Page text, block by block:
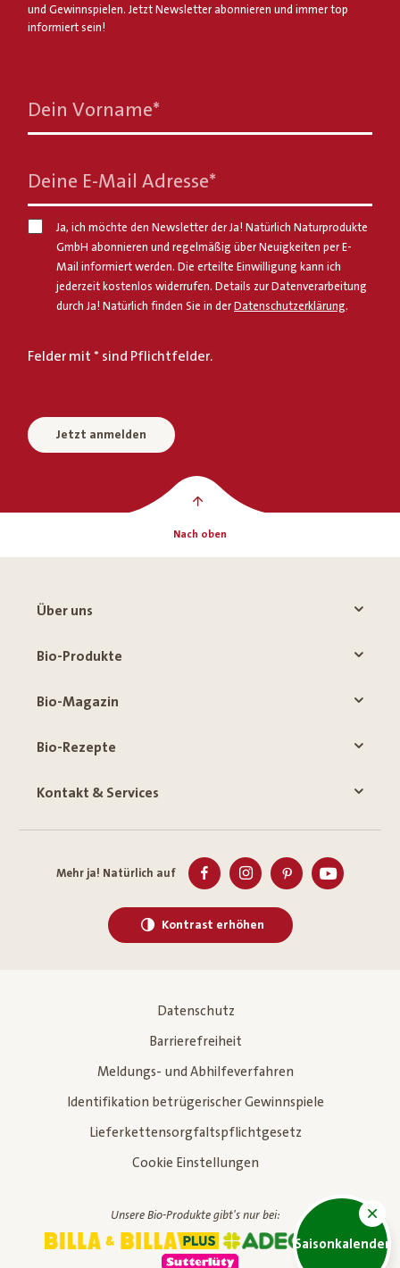
Saisonkalender
und Gewinnspielen. Jetzt Newsletter abonnieren und immer top
informiert sein!
Dein Vorname*
Deine E-Mail Adresse*
Ja, ich möchte den Newsletter der Ja! Natürlich Naturprodukte
GmbH abonnieren und regelmäßig über Neuigkeiten per E-
Mail informiert werden. Die erteilte Einwilligung kann ich
jederzeit kostenlos widerrufen. Details zur Datenverarbeitung
durch Ja! Natürlich finden Sie in der Datenschutzerklärung.
Felder mit * sind Pflichtfelder.
Jetzt anmelden
Nach oben
Über uns
Bio-Produkte
Bio-Magazin
Bio-Rezepte
Kontakt & Services
Mehr ja! Natürlich auf
Kontrast erhöhen
Datenschutz
Barrierefreiheit
Meldungs- und Abhilfeverfahren
Identifikation betrügerischer Gewinnspiele
Lieferkettensorgfaltspflichtgesetz
Cookie Einstellungen
Unsere Bio-Produkte gibt's nur bei: